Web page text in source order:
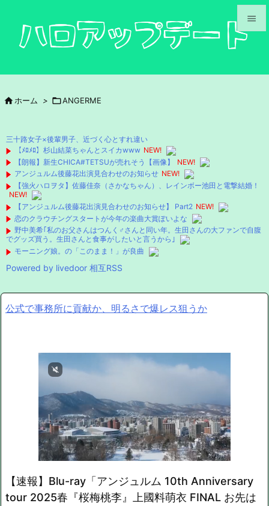



 ホーム > ANGERME
三十路女子×後輩男子、近づく心とすれ違い
【ﾒﾛﾒﾛ】杉山結菜ちゃんとスイカwww NEW!
【朗報】新生CHICA#TETSUが売れそう【画像】
NEW!
アンジュルム後藤花出演見合わせのお知らせ NEW!
【強火ハロヲタ】佐藤佳奈（さかなちゃん）、レインボー池田と電撃結婚！
NEW!
【アンジュルム後藤花出演見合わせのお知らせ】 Part2 NEW!
恋のクラウチングスタートが今年の楽曲大賞ぽいよな
野中美希｢私のお父さんはつんく♂さんと同い年。生田さんの大ファンで自腹
でグッズ買う。生田さんと食事がしたいと言うから｣
モーニング娘。の「このまま！」が良曲
Powered by livedoor 相互RSS
公式で事務所に貢献か、明るさで爆レス狙うか
【速報】Blu-ray「アンジュルム 10th Anniversary
tour 2025春『桜梅桃李』上國料萌衣 FINAL お先は